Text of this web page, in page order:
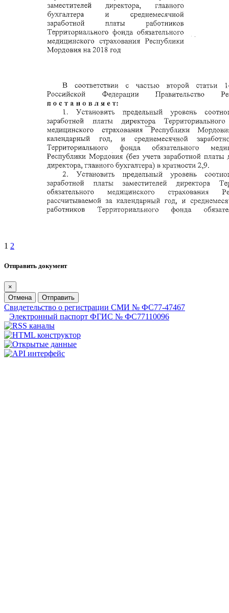
1 2
Отправить документ
×
Отмена
Отправить
Свидетельство о регистрации СМИ № ФС77-47467
Электронный паспорт ФГИС № ФС77110096